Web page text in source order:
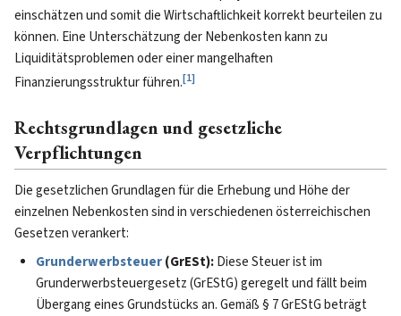
einschätzen und somit die Wirtschaftlichkeit korrekt beurteilen zu
können. Eine Unterschätzung der Nebenkosten kann zu
Liquiditätsproblemen oder einer mangelhaften
Finanzierungsstruktur führen.[1]
Rechtsgrundlagen und gesetzliche
Verpflichtungen
Die gesetzlichen Grundlagen für die Erhebung und Höhe der
einzelnen Nebenkosten sind in verschiedenen österreichischen
Gesetzen verankert:
Grunderwerbsteuer(GrESt):Diese Steuer ist im
Grunderwerbsteuergesetz (GrEStG) geregelt und fällt beim
Übergang eines Grundstücks an. Gemäß § 7 GrEStG beträgt